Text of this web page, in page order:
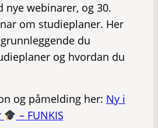
nye webinarer, og 30.
om studieplaner. Her
du
og hvordan du
og påmelding her: Ny i
– FUNKIS